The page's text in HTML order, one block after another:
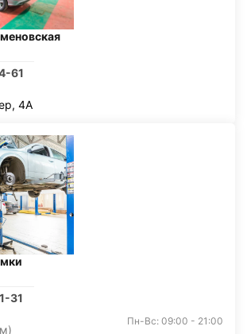
61
4А
31
Пн-Вс: 09:00 - 21:00